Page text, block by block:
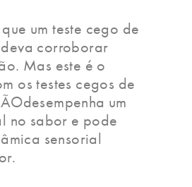
um teste cego de
corroborar
Mas este é o
os testes cegos de
um
no sabor e pode
sensorial